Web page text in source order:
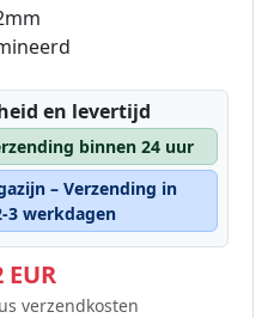
en levertijd
binnen 24 uur
– Verzending in
3 werkdagen
EUR
verzendkosten